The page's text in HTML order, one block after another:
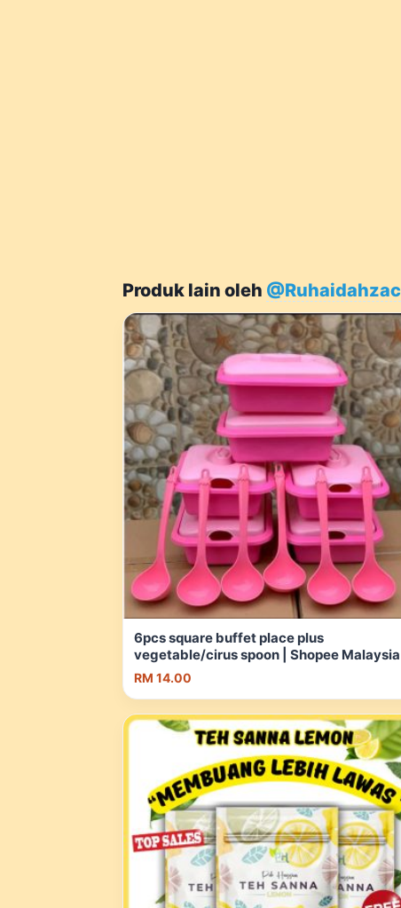
Produk lain oleh @Ruhaidahzac
6pcs square buffet place plus
vegetable/cirus spoon | Shopee Malaysia
RM 14.00